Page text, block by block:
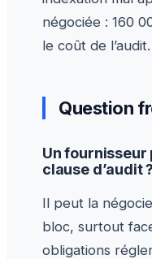
négociée : 160
le coût de l’audit.
Question
Un
clause d’audit ?
Il peut la
bloc, surtout
obligations